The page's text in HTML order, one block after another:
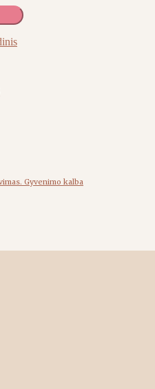
Gyvenimo kalba